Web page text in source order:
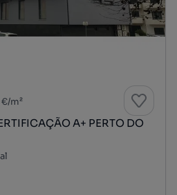
m²
A+ PERTO DO